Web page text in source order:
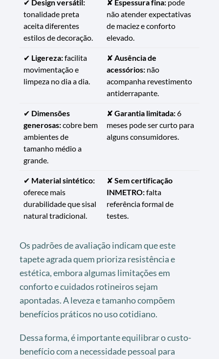
✔ Design versátil:
tonalidade preta
aceita diferentes
estilos de decoração.
✘ Espessura fina: pode
não atender expectativas
de maciez e conforto
elevado.
✔ Ligereza:facilita
movimentação e
limpeza no dia a dia.
✘ Ausência de
acessórios: não
acompanha revestimento
antiderrapante.
✔ Dimensões
generosas:cobre bem
ambientes de
tamanho médio a
grande.
✘ Garantia limitada:6
meses pode ser curto para
alguns consumidores.
✔ Material sintético:
oferece mais
durabilidade que sisal
natural tradicional.
✘ Sem certificação
INMETRO:falta
referência formal de
testes.
Os padrões de avaliação indicam que este
tapete agrada quem prioriza resistência e
estética, embora algumas limitações em
conforto e cuidados rotineiros sejam
apontadas. A leveza e tamanho compõem
benefícios práticos no uso cotidiano.
Dessa forma, é importante equilibrar o custo-
benefício com a necessidade pessoal para